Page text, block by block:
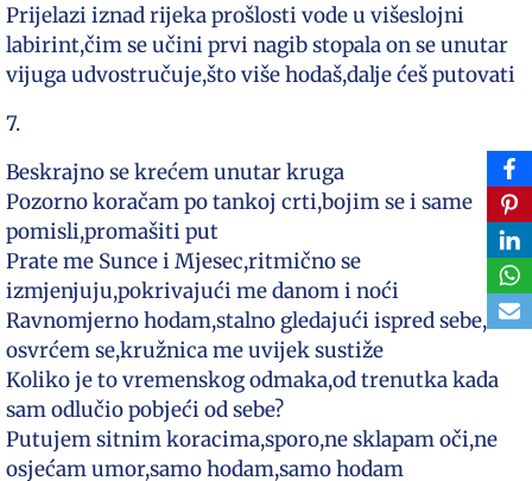
Prijelazi iznad rijeka prošlosti vode u višeslojni
labirint,čim se učini prvi nagib stopala on se unutar
vijuga udvostručuje,što više hodaš,dalje ćeš putovati
7.
Beskrajno se krećem unutar kruga
Pozorno koračam po tankoj crti,bojim se i same
pomisli,promašiti put
Prate me Sunce i Mjesec,ritmično se
izmjenjuju,pokrivajući me danom i noći
Ravnomjerno hodam,stalno gledajući ispred sebe,ne
osvrćem se,kružnica me uvijek sustiže
Koliko je to vremenskog odmaka,od trenutka kada
sam odlučio pobjeći od sebe?
Putujem sitnim koracima,sporo,ne sklapam oči,ne
osjećam umor,samo hodam,samo hodam